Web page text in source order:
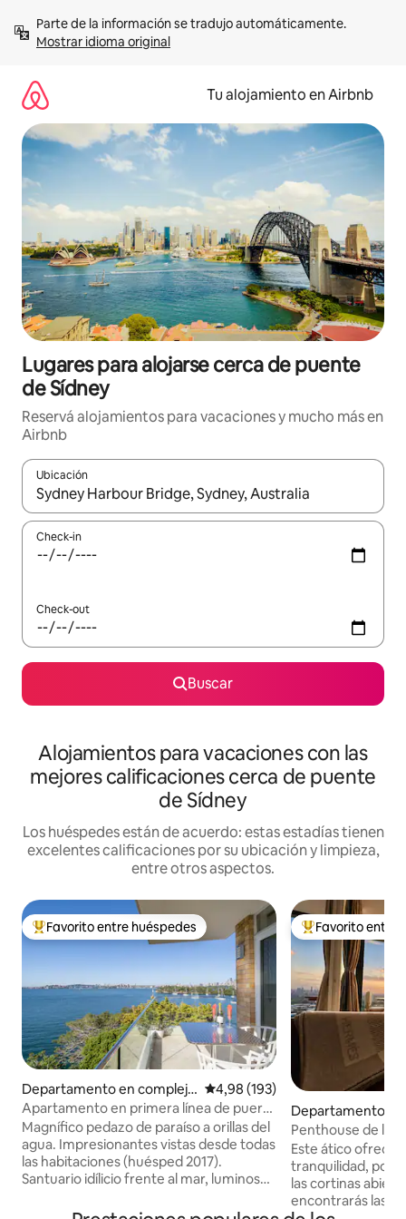
contenidoMostrar idioma original
Tu alojamiento en Airbnb
Lugares para alojarse cerca de puente
de Sídney
Reservá alojamientos para vacaciones y mucho más en
Airbnb
Ubicación
Cuando los resultados estén disponibles, navegá con las
Check-in
Check-out
Buscar
Alojamientos para vacaciones con las
mejores calificaciones cerca de puente
de Sídney
Los huéspedes están de acuerdo: estas estadías tienen
excelentes calificaciones por su ubicación y limpieza,
entre otros aspectos.
Favorito entre los huéspedes más destacados
Favorito entre huéspedes
Departamento en complejo
residencial en Mosman
Calificación promedio: 4,98 de
4,98 (193)
Apartamento en primera línea de puerto
con fabulosas vistas panorámicas
Magnífico pedazo de paraíso a orillas del
agua. Impresionantes vistas desde todas
las habitaciones (huésped 2017).
Santuario idílicio frente al mar, luminoso
Todas las sábanas y la unidad se limpian
Favorito entre
Favorito entre
Departamento en
ds
Penthouse de
1 dormitorio•Vista
Este ático ofrece
tranquilidad, por
las cortinas
encontrarás las